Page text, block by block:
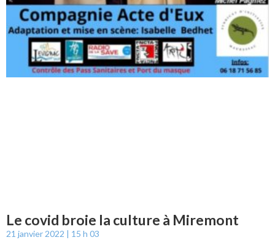
Le covid broie la culture à Miremont
21 janvier 2022 15 h 03